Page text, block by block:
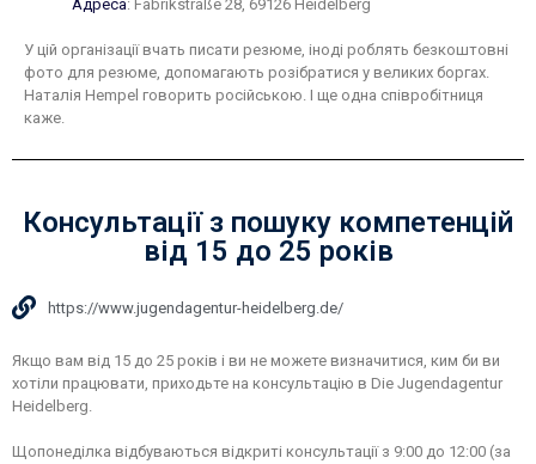
Адреса: Fabrikstraße 28, 69126 Heidelberg
У цій організації вчать писати резюме, іноді роблять безкоштовні
фото для резюме, допомагають розібратися у великих боргах.
Наталія Hempel говорить російською. І ще одна співробітниця
каже.
Консультації з пошуку компетенцій
від 15 до 25 років
https://www.jugendagentur-heidelberg.de/
Якщо вам від 15 до 25 років і ви не можете визначитися, ким би ви
хотіли працювати, приходьте на консультацію в Die Jugendagentur
Heidelberg.
Щопонеділка відбуваються відкриті консультації з 9:00 до 12:00 (за